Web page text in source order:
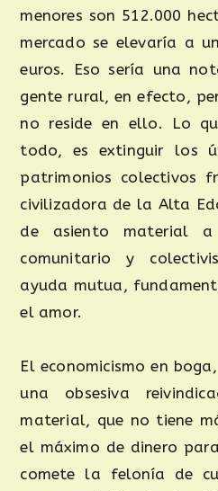
menores son 512.000
mercado se elevaría a
euros. Eso sería una
gente rural, en efecto,
no reside en ello. Lo
todo, es extinguir los
patrimonios colectivos
civilizadora de la Alta
de asiento material
comunitario y
ayuda mutua,
el amor.
El economicismo en
una obsesiva
material, que no tiene
el máximo de dinero
comete la felonía de